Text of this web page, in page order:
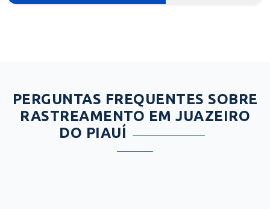
PERGUNTAS FREQUENTES SOBRE
RASTREAMENTO EM JUAZEIRO
DO PIAUÍ